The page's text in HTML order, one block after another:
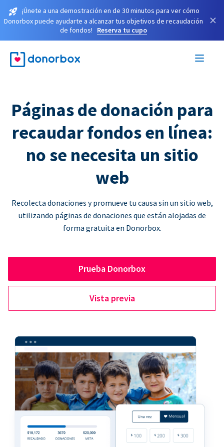
¡Únete a una demostración en de 30 minutos para ver cómo
Donorbox puede ayudarte a alcanzar tus objetivos de recaudación
de fondos!
Reserva tu cupo
×
Páginas de donación para
recaudar fondos en línea:
no se necesita un sitio
web
Recolecta donaciones y promueve tu causa sin un sitio web,
utilizando páginas de donaciones que están alojadas de
forma gratuita en Donorbox.
Prueba Donorbox
Vista previa